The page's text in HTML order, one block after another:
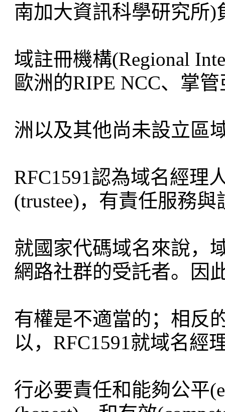
南加大資訊科學研究所
域註冊機構(Regional
歐洲的RIPE NCC、掌
洲以及其他尚未設立區
RFC1591認為域名經理
(trustee)，有責任服務
就國家代碼域名來說，
網路社群的受託者。因
有權是不適當的；相反
以，RFC1591就域名經
行必要責任和能夠公平